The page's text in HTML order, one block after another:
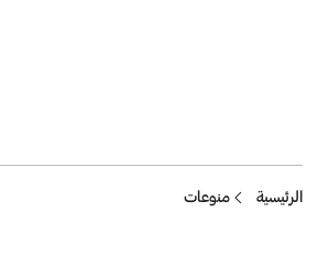
Breadcrumb
الرئيسية منوعات